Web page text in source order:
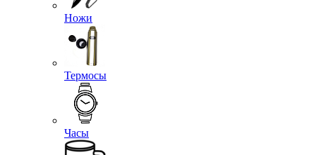
Ножи
Термосы
Часы